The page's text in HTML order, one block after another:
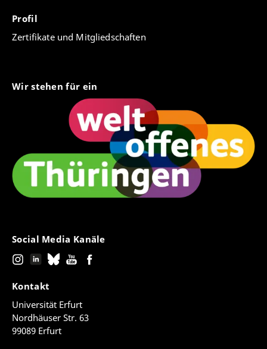
Profil
Zertifikate und Mitgliedschaften
Wir stehen für ein
Social Media Kanäle
Kontakt
Universität Erfurt
Nordhäuser Str. 63
99089 Erfurt